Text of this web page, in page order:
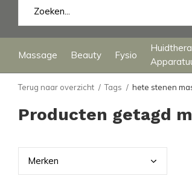
Massage Beauty Fysio
Terug naar overzicht Tags hete stenen
Producten getagd
Merken